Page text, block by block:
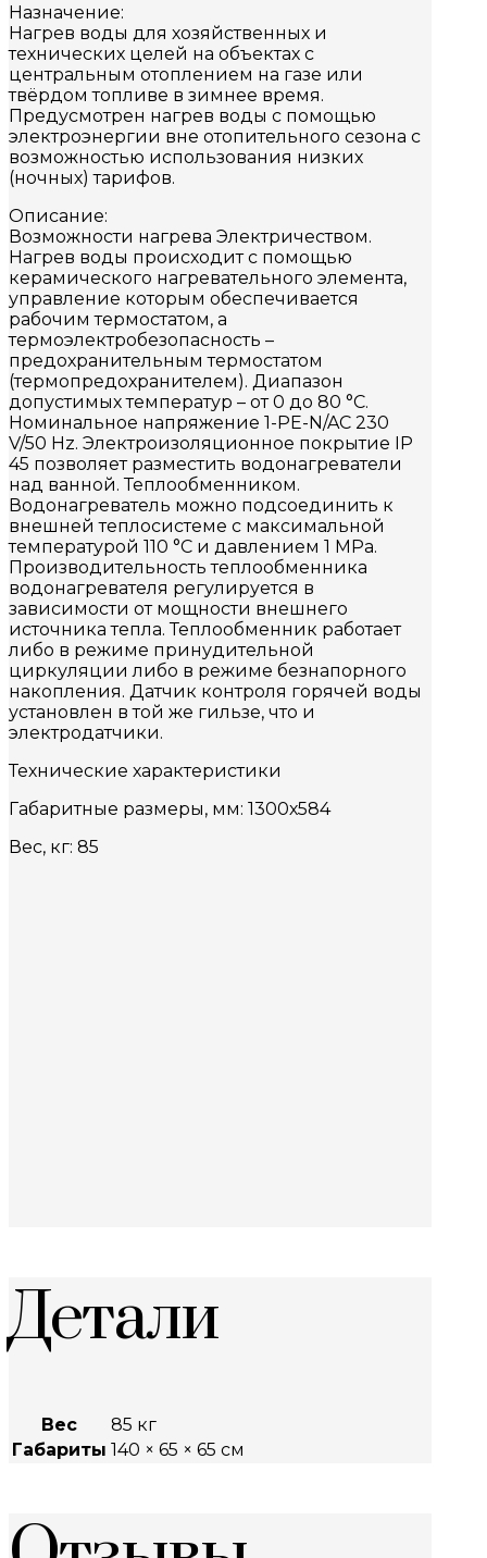
Назначение:
Нагрев воды для хозяйственных и
технических целей на объектах с
центральным отоплением на газе или
твёрдом топливе в зимнее время.
Предусмотрен нагрев воды с помощью
электроэнергии вне отопительного сезона с
возможностью использования низких
(ночных) тарифов.
Описание:
Возможности нагрева Электричеством.
Нагрев воды происходит с помощью
керамического нагревательного элемента,
управление которым обеспечивается
рабочим термостатом, а
термоэлектробезопасность –
предохранительным термостатом
(термопредохранителем). Диапазон
допустимых температур – от 0 до 80 °С.
Номинальное напряжение 1-PE-N/AC 230
V/50 Hz. Электроизоляционное покрытие IP
45 позволяет разместить водонагреватели
над ванной. Теплообменником.
Водонагреватель можно подсоединить к
внешней теплосистеме с максимальной
температурой 110 °C и давлением 1 MPa.
Производительность теплообменника
водонагревателя регулируется в
зависимости от мощности внешнего
источника тепла. Теплообменник работает
либо в режиме принудительной
циркуляции либо в режиме безнапорного
накопления. Датчик контроля горячей воды
установлен в той же гильзе, что и
электродатчики.
Технические характеристики
Габаритные размеры, мм: 1300х584
Вес, кг: 85
Детали
Вес
85 кг
Габариты 140 × 65 × 65 см